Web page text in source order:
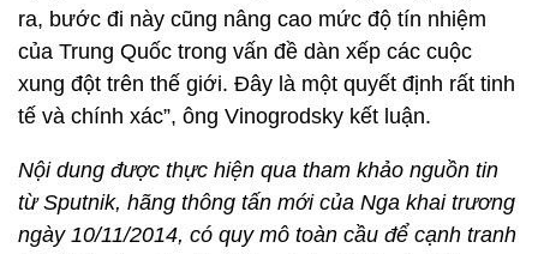
ra, bước đi này cũng nâng cao mức độ tín nhiệm
của Trung Quốc trong vấn đề dàn xếp các cuộc
xung đột trên thế giới. Đây là một quyết định rất tinh
tế và chính xác”, ông Vinogrodsky kết luận.
Nội dung được thực hiện qua tham khảo nguồn tin
từ Sputnik, hãng thông tấn mới của Nga khai trương
ngày 10/11/2014, có quy mô toàn cầu để cạnh tranh